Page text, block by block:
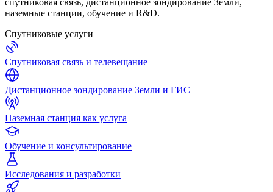
спутниковая связь, дистанционное зондирование Земли,
наземные станции, обучение и R&D.
Спутниковые услуги
Спутниковая связь и телевещание
Дистанционное зондирование Земли и ГИС
Наземная станция как услуга
Обучение и консультирование
Исследования и разработки